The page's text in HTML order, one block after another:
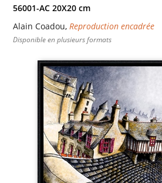
56001-AC 20X20 cm
Alain Coadou, Reproduction encadrée
Disponible en plusieurs formats